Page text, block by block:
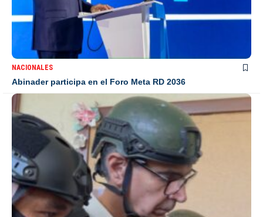
NACIONALES
Abinader participa en el Foro Meta RD 2036